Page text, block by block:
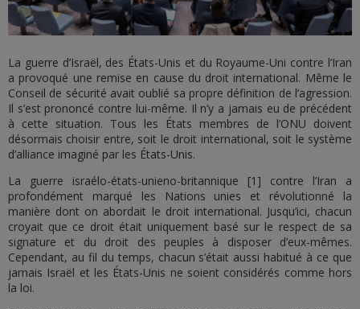
La guerre d’Israël, des États-Unis et du Royaume-Uni contre l’Iran
a provoqué une remise en cause du droit international. Même le
Conseil de sécurité avait oublié sa propre définition de l’agression.
Il s’est prononcé contre lui-même. Il n’y a jamais eu de précédent
à cette situation. Tous les États membres de l’ONU doivent
désormais choisir entre, soit le droit international, soit le système
d’alliance imaginé par les États-Unis.
La guerre israélo-états-unieno-britannique [1] contre l’Iran a
profondément marqué les Nations unies et révolutionné la
manière dont on abordait le droit international. Jusqu’ici, chacun
croyait que ce droit était uniquement basé sur le respect de sa
signature et du droit des peuples à disposer d’eux-mêmes.
Cependant, au fil du temps, chacun s’était aussi habitué à ce que
jamais Israël et les États-Unis ne soient considérés comme hors
la loi.